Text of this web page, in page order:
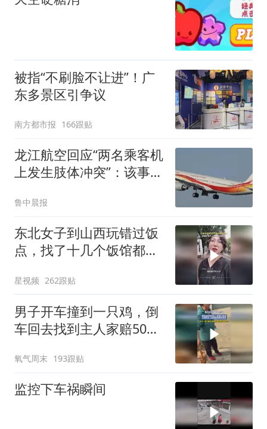
架飞机都会发放西梅汁
被指“不刷脸不让进”！广
东多景区引争议
南方都市报 166跟贴
龙江航空回应“两名乘客机
上发生肢体冲突”：该事件
纷，相关情况已移交机场
公安开展调查处置
鲁中晨报
东北女子到山西玩错过饭
点，找了十几个饭馆都没
星视频 262跟贴
男子开车撞到一只鸡，倒
车回去找到主人家赔50块
把鸡带走
氧气周末 193跟贴
监控下车祸瞬间